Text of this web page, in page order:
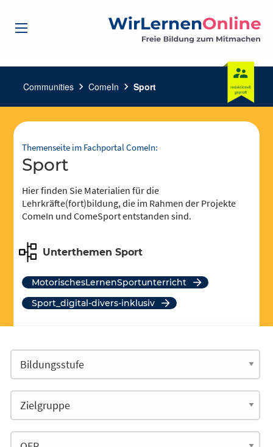
Communities chevron_right ComeIn chevron_right Sport
Themenseite im Fachportal ComeIn:
Sport
Hier finden Sie Materialien für die
Lehrkräfte(fort)bildung, die im Rahmen der Projekte
ComeIn und ComeSport entstanden sind.
Unterthemen Sport
MotorischesLernenSportunterricht
Sport_digital-divers-inklusiv